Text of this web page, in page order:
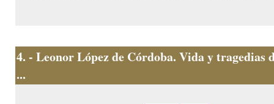
4. - Leonor López de Córdoba. Vida y tragedias
...